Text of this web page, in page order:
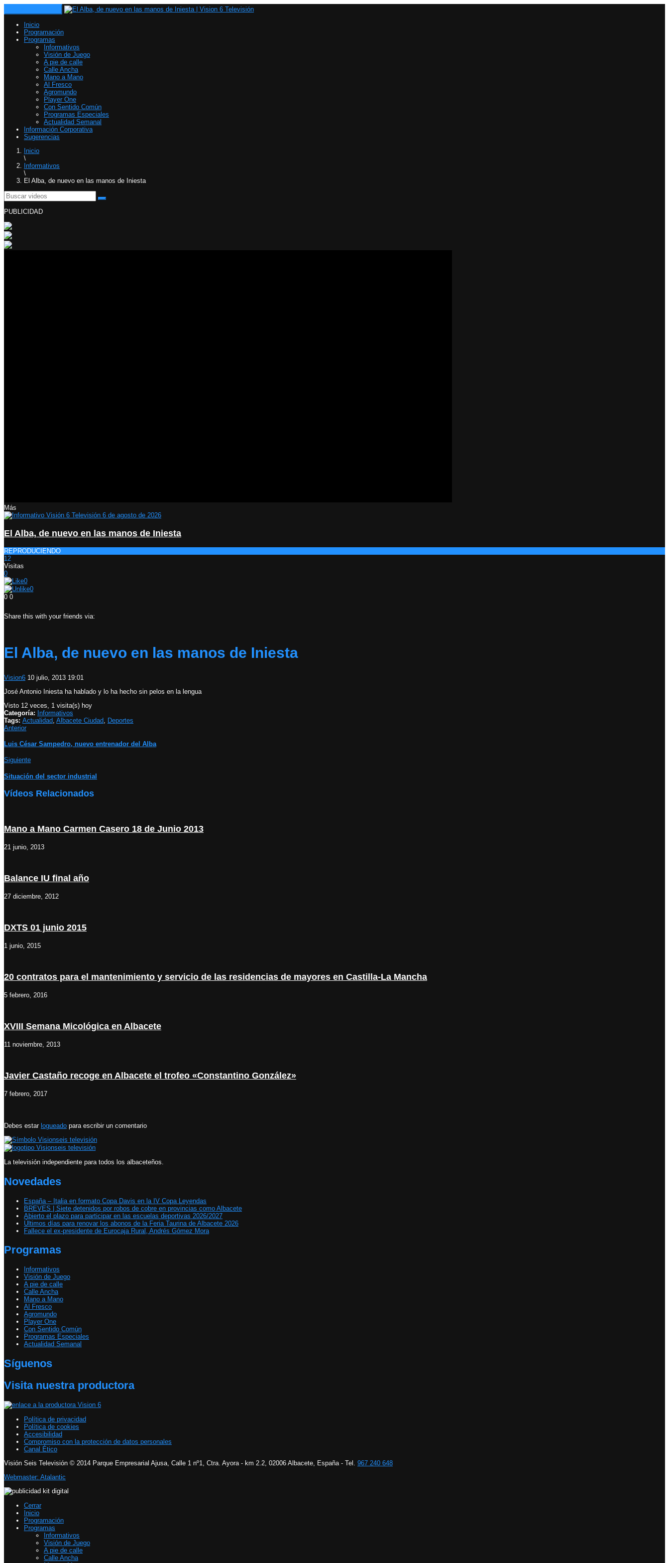
Inicio
Programación
Programas
Informativos
Visión de Juego
A pie de calle
Calle Ancha
Mano a Mano
Al Fresco
Agromundo
Player One
Con Sentido Común
Programas Especiales
Actualidad Semanal
Información Corporativa
Sugerencias
Inicio
\
Informativos
\
El Alba, de nuevo en las manos de Iniesta
PUBLICIDAD
Más
El Alba, de nuevo en las manos de Iniesta
REPRODUCIENDO
12
Visitas
0
0
0
0 0
Share this with your friends via:
El Alba, de nuevo en las manos de Iniesta
Vision6 10 julio, 2013 19:01
José Antonio Iniesta ha hablado y lo ha hecho sin pelos en la lengua
Visto 12 veces, 1 visita(s) hoy
Categoría: Informativos
Tags: Actualidad Albacete Ciudad
Deportes
Anterior
Luis César Sampedro, nuevo entrenador del Alba
Siguiente
Situación del sector industrial
Vídeos Relacionados
Mano a Mano Carmen Casero 18 de Junio 2013
21 junio, 2013
Balance IU final año
27 diciembre, 2012
DXTS 01 junio 2015
1 junio, 2015
20 contratos para el mantenimiento y servicio de las residencias de mayores en Castilla-La Mancha
5 febrero, 2016
XVIII Semana Micológica en Albacete
11 noviembre, 2013
Javier Castaño recoge en Albacete el trofeo «Constantino González»
7 febrero, 2017
Debes estar logueado para escribir un comentario
La televisión independiente para todos los albaceteños.
Novedades
España – Italia en formato Copa Davis en la IV Copa Leyendas
BREVES | Siete detenidos por robos de cobre en provincias como Albacete
Abierto el plazo para participar en las escuelas deportivas 2026/2027
Últimos días para renovar los abonos de la Feria Taurina de Albacete 2026
Fallece el ex-presidente de Eurocaja Rural, Andrés Gómez Mora
Programas
Informativos
Visión de Juego
A pie de calle
Calle Ancha
Mano a Mano
Al Fresco
Agromundo
Player One
Con Sentido Común
Programas Especiales
Actualidad Semanal
Síguenos
Visita nuestra productora
Política de privacidad
Política de cookies
Accesibilidad
Compromiso con la protección de datos personales
Canal Ético
Visión Seis Televisión © 2014 Parque Empresarial Ajusa, Calle 1 nº1, Ctra. Ayora - km 2.2, 02006 Albacete, España - Tel. 967 240 648
Webmaster: Atalantic
Cerrar
Inicio
Programación
Programas
Informativos
Visión de Juego
A pie de calle
Calle Ancha